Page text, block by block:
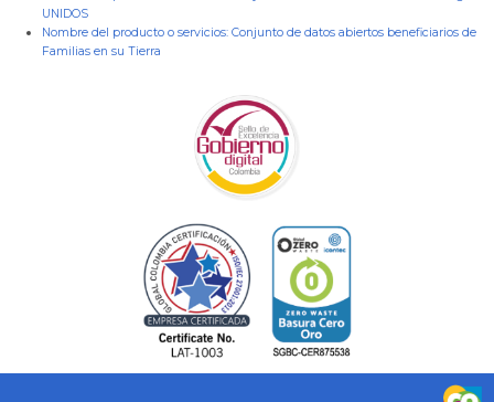
UNIDOS
Nombre del producto o servicios: Conjunto de datos abiertos beneficiarios de
Familias en su Tierra